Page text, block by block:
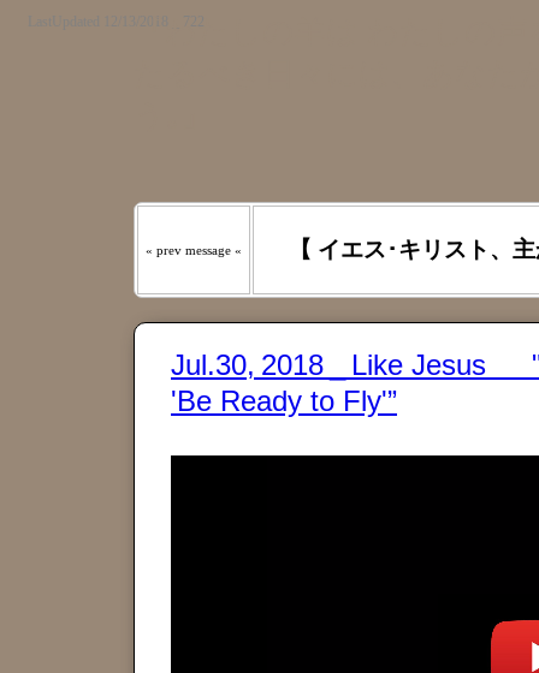
LastUpdated 12/13/2018 _ 722『わたしの羊は わたしの
« prev message « 【 イエス･キリスト、
Jul.30, 2018 _ Like Jesus
'Be Ready to Fly'”